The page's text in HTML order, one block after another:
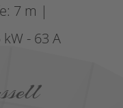
7 m |
- 63 A